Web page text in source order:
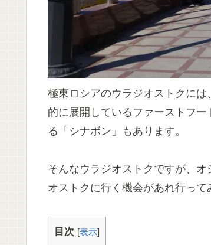
極東ロシアのウラジオストクに
的に展開しているファーストフ
る「シナボン」もあります。
そんなウラジオストクですが、
オストクに行く機会があれ行って
目次 [表示]